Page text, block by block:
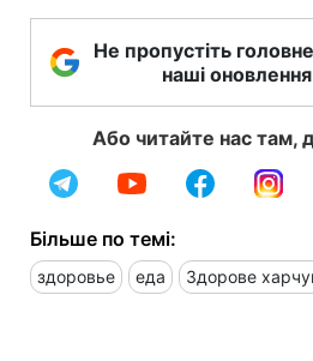
Не пропустіть
наші
Або читайте нас там,
Більше по темі:
здоровье еда Здорове